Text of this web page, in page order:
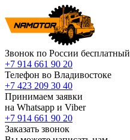
Звонок по России бесплатный
+7 914 661 90 20
Телефон во Владивостоке
+7 423 209 30 40
Принимаем заявки
на Whatsapp и Viber
+7 914 661 90 20
Заказать звонок